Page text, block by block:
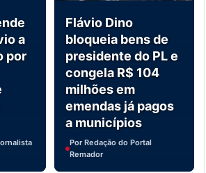
a
por
Flávio Dino
bloqueia bens de
presidente do PL e
congela R$ 104
milhões em
emendas já pagos
a municípios
Por Redação do Portal
Remador